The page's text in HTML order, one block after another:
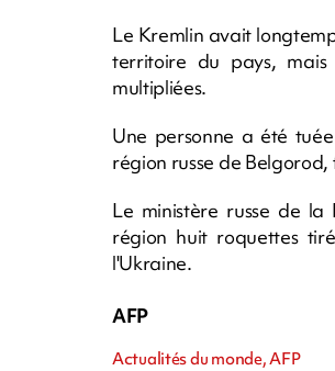
Le Kremlin avait
territoire du pays,
multipliées.
Une personne a été
région russe de
Le ministère russe de
région huit roquettes
l'Ukraine.
AFP
Actualités du monde, AFP